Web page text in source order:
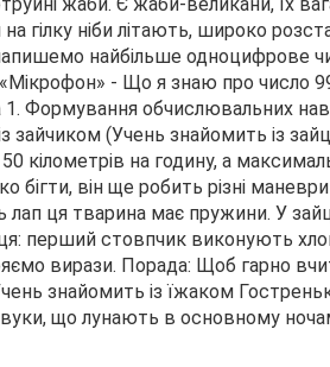
гілку ніби літають, широко
найбільше одноцифрове
- Що я знаю про число
1. Формування обчислювальних
зайчиком (Учень знайомить із
кілометрів на годину, а
він ще робить різні
ця тварина має пружини. У
перший стовпчик виконують
вирази. Порада: Щоб гарно
знайомить із їжаком
що лунають в основному